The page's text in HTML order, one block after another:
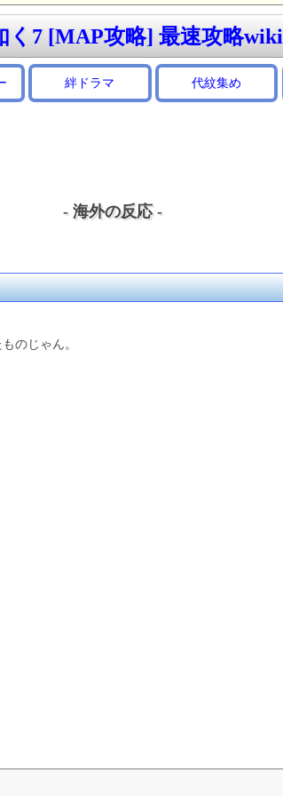
く7 [MAP攻略] 最速攻略wiki
絆ドラマ 代紋集め
- 海外の反応 -
のじゃん。